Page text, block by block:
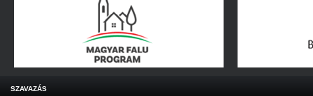
SZAVAZÁS